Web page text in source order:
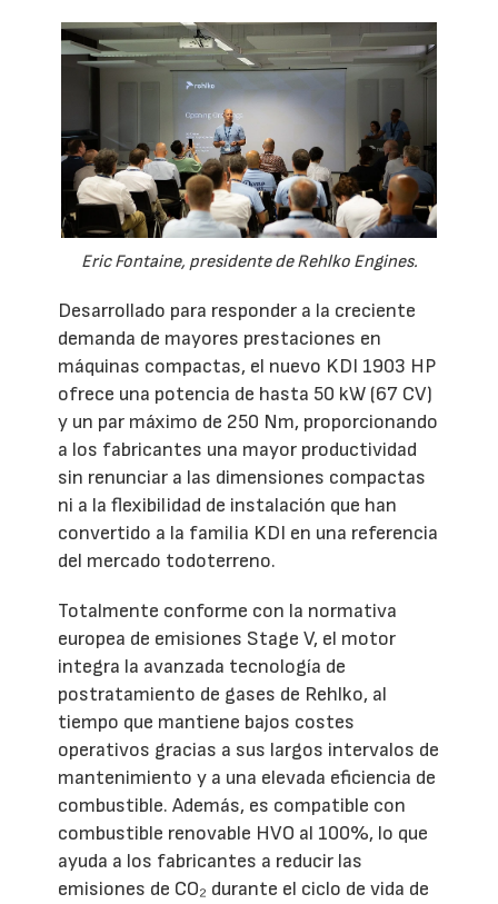
Eric Fontaine, presidente de Rehlko Engines.
Desarrollado para responder a la creciente
demanda de mayores prestaciones en
máquinas compactas, el nuevo KDI 1903 HP
ofrece una potencia de hasta 50 kW (67 CV)
y un par máximo de 250 Nm, proporcionando
a los fabricantes una mayor productividad
sin renunciar a las dimensiones compactas
ni a la flexibilidad de instalación que han
convertido a la familia KDI en una referencia
del mercado todoterreno.
Totalmente conforme con la normativa
europea de emisiones Stage V, el motor
integra la avanzada tecnología de
postratamiento de gases de Rehlko, al
tiempo que mantiene bajos costes
operativos gracias a sus largos intervalos de
mantenimiento y a una elevada eficiencia de
combustible. Además, es compatible con
combustible renovable HVO al 100%, lo que
ayuda a los fabricantes a reducir las
emisiones de CO₂ durante el ciclo de vida de